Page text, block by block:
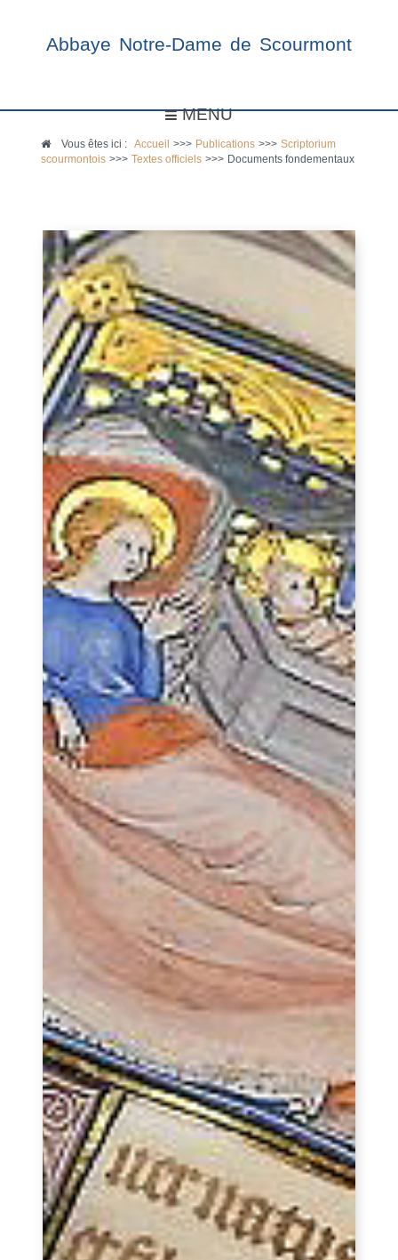
Abbaye Notre-Dame de Scourmont
MENU
Vous êtes ici :Accueil >>> Publications >>> Scriptorium
scourmontois >>> Textes officiels >>> Documents fondementaux